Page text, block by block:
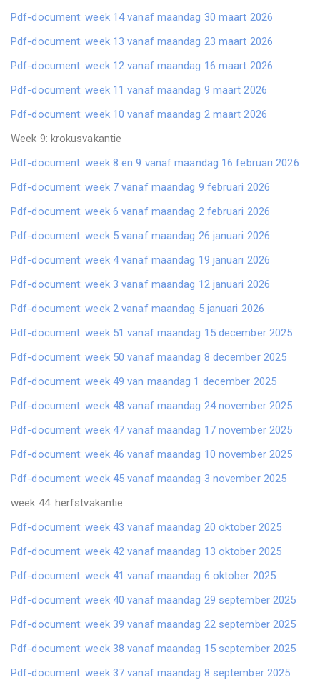
Pdf-document: week 14 vanaf maandag 30 maart 2026
Pdf-document: week 13 vanaf maandag 23 maart 2026
Pdf-document: week 12 vanaf maandag 16 maart 2026
Pdf-document: week 11 vanaf maandag 9 maart 2026
Pdf-document: week 10 vanaf maandag 2 maart 2026
Week 9: krokusvakantie
Pdf-document: week 8 en 9 vanaf maandag 16 februari 2026
Pdf-document: week 7 vanaf maandag 9 februari 2026
Pdf-document: week 6 vanaf maandag 2 februari 2026
Pdf-document: week 5 vanaf maandag 26 januari 2026
Pdf-document: week 4 vanaf maandag 19 januari 2026
Pdf-document: week 3 vanaf maandag 12 januari 2026
Pdf-document: week 2 vanaf maandag 5 januari 2026
Pdf-document: week 51 vanaf maandag 15 december 2025
Pdf-document: week 50 vanaf maandag 8 december 2025
Pdf-document: week 49 van maandag 1 december 2025
Pdf-document: week 48 vanaf maandag 24 november 2025
Pdf-document: week 47 vanaf maandag 17 november 2025
Pdf-document: week 46 vanaf maandag 10 november 2025
Pdf-document: week 45 vanaf maandag 3 november 2025
week 44: herfstvakantie
Pdf-document: week 43 vanaf maandag 20 oktober 2025
Pdf-document: week 42 vanaf maandag 13 oktober 2025
Pdf-document: week 41 vanaf maandag 6 oktober 2025
Pdf-document: week 40 vanaf maandag 29 september 2025
Pdf-document: week 39 vanaf maandag 22 september 2025
Pdf-document: week 38 vanaf maandag 15 september 2025
Pdf-document: week 37 vanaf maandag 8 september 2025